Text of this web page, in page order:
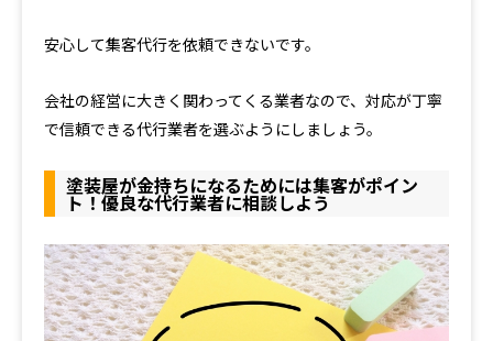
安心して集客代行を依頼できないです。
会社の経営に大きく関わってくる業者なので、対応が丁寧
で信頼できる代行業者を選ぶようにしましょう。
塗装屋が金持ちになるためには集客がポイン
ト！優良な代行業者に相談しよう